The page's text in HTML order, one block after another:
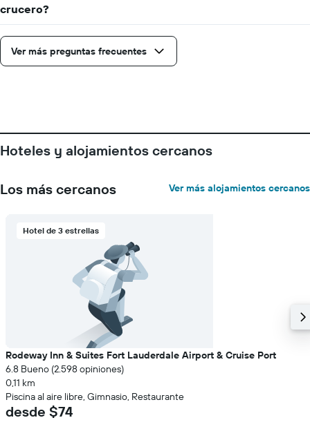
crucero?
Ver más preguntas frecuentes
Hoteles y alojamientos cercanos
Los más cercanos Ver más alojamientos cercanos
Hotel de 3 estrellas
Rodeway Inn & Suites Fort Lauderdale Airport & Cruise Port
6.8 Bueno (2.598 opiniones)
0,11 km
Piscina al aire libre, Gimnasio, Restaurante
desde $74